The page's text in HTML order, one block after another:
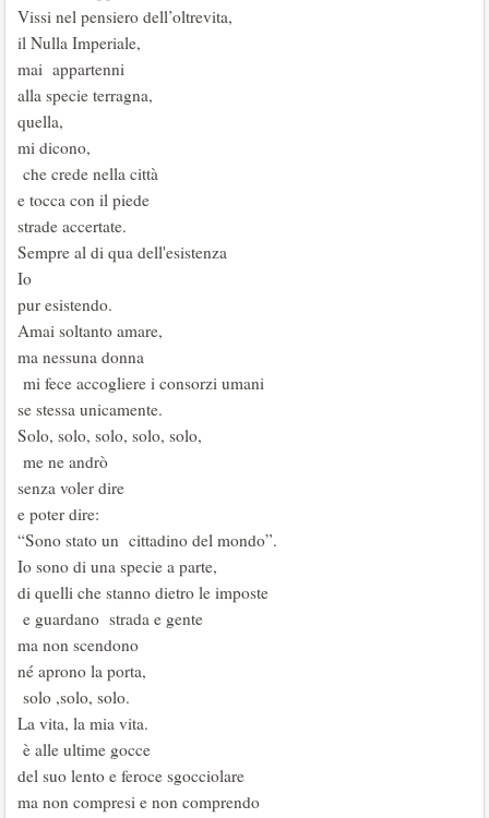
Vissi nel pensiero dell’oltrevita,
il Nulla Imperiale,
mai appartenni
alla specie terragna,
quella,
mi dicono,
che crede nella città
e tocca con il piede
strade accertate.
Sempre al di qua dell'esistenza
Io
pur esistendo.
Amai soltanto amare,
ma nessuna donna
mi fece accogliere i consorzi umani
se stessa unicamente.
Solo, solo, solo, solo, solo,
me ne andrò
senza voler dire
e poter dire:
“Sono stato un cittadino del mondo”.
Io sono di una specie a parte,
di quelli che stanno dietro le imposte
e guardano strada e gente
ma non scendono
né aprono la porta,
solo ,solo, solo.
La vita, la mia vita.
è alle ultime gocce
del suo lento e feroce sgocciolare
ma non compresi e non comprendo